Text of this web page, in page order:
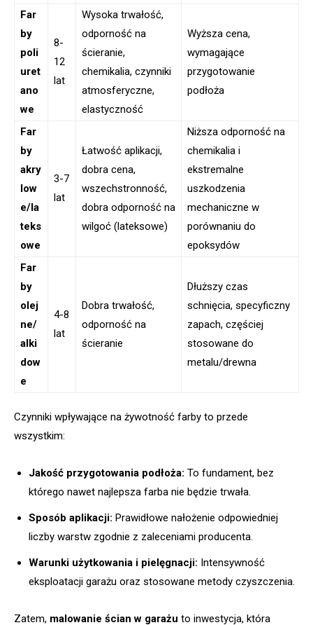
Far
by
poli
uret
ano
we
8-
12
lat
Wysoka trwałość,
odporność na
ścieranie,
chemikalia, czynniki
atmosferyczne,
elastyczność
Wyższa cena,
wymagające
przygotowanie
podłoża
Far
by
akry
low
e/la
teks
owe
3-7
lat
Łatwość aplikacji,
dobra cena,
wszechstronność,
dobra odporność na
wilgoć (lateksowe)
Niższa odporność na
chemikalia i
ekstremalne
uszkodzenia
mechaniczne w
porównaniu do
epoksydów
Far
by
olej
ne/
alki
dow
e
4-8
lat
Dobra trwałość,
odporność na
ścieranie
Dłuższy czas
schnięcia, specyficzny
zapach, częściej
stosowane do
metalu/drewna
Czynniki wpływające na żywotność farby to przede
wszystkim:
Jakość przygotowania podłoża: To fundament, bez
którego nawet najlepsza farba nie będzie trwała.
Sposób aplikacji: Prawidłowe nałożenie odpowiedniej
liczby warstw zgodnie z zaleceniami producenta.
Warunki użytkowania i pielęgnacji: Intensywność
eksploatacji garażu oraz stosowane metody czyszczenia.
Zatem, malowanie ścian w garażu to inwestycja, która